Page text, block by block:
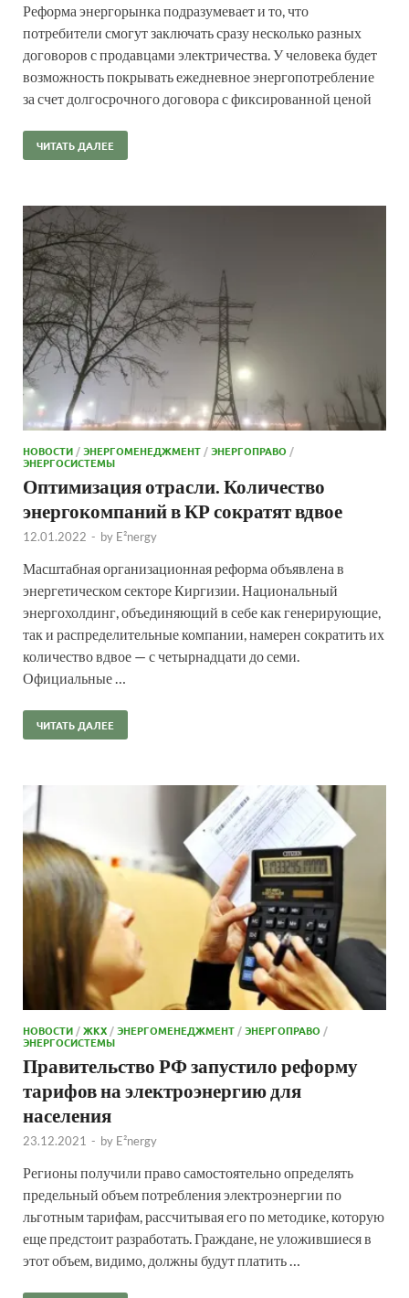
Реформа энергорынка подразумевает и то, что
потребители смогут заключать сразу несколько разных
договоров с продавцами электричества. У человека будет
возможность покрывать ежедневное энергопотребление
за счет долгосрочного договора с фиксированной ценой
ЧИТАТЬ ДАЛЕЕ
НОВОСТИ /ЭНЕРГОМЕНЕДЖМЕНТ /ЭНЕРГОПРАВО /
ЭНЕРГОСИСТЕМЫ
Оптимизация отрасли. Количество
энергокомпаний в КР сократят вдвое
12.01.2022 - by E²nergy
Масштабная организационная реформа объявлена в
энергетическом секторе Киргизии. Национальный
энергохолдинг, объединяющий в себе как генерирующие,
так и распределительные компании, намерен сократить их
количество вдвое — с четырнадцати до семи.
Официальные …
ЧИТАТЬ ДАЛЕЕ
НОВОСТИ /ЖКХ /ЭНЕРГОМЕНЕДЖМЕНТ /ЭНЕРГОПРАВО /
ЭНЕРГОСИСТЕМЫ
Правительство РФ запустило реформу
тарифов на электроэнергию для
населения
23.12.2021 - by E²nergy
Регионы получили право самостоятельно определять
предельный объем потребления электроэнергии по
льготным тарифам, рассчитывая его по методике, которую
еще предстоит разработать. Граждане, не уложившиеся в
этот объем, видимо, должны будут платить …